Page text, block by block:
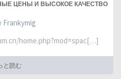
ЦЕНЫ И ВЫСОКОЕ КАЧЕСТВО
Frankymig
home.php?mod=spac[…]
と読む